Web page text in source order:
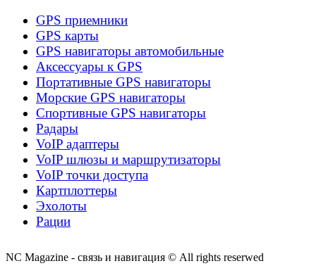
GPS приемники
GPS карты
GPS навигаторы автомобильные
Аксессуары к GPS
Портативные GPS навигаторы
Морские GPS навигаторы
Спортивные GPS навигаторы
Радары
VoIP адаптеры
VoIP шлюзы и маршрутизаторы
VoIP точки доступа
Картплоттеры
Эхолоты
Рации
NC Magazine - связь и навигация © All rights reserwed